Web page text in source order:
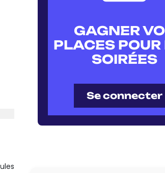
GAGNER
PLACES POUR
SOIRÉES
Se connecter